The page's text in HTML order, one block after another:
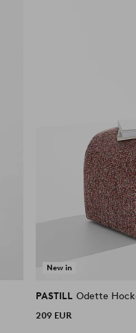
New in
PASTILL Odette
209 EUR